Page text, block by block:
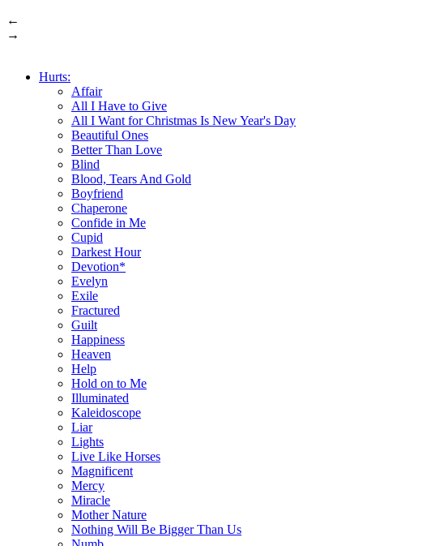
←
→
Hurts:
Affair
All I Have to Give
All I Want for Christmas Is New Year's Day
Beautiful Ones
Better Than Love
Blind
Blood, Tears And Gold
Boyfriend
Chaperone
Confide in Me
Cupid
Darkest Hour
Devotion*
Evelyn
Exile
Fractured
Guilt
Happiness
Heaven
Help
Hold on to Me
Illuminated
Kaleidoscope
Liar
Lights
Live Like Horses
Magnificent
Mercy
Miracle
Mother Nature
Nothing Will Be Bigger Than Us